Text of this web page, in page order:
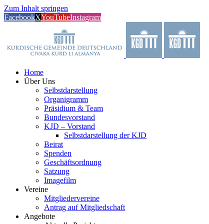
Zum Inhalt springen
FacebookXYouTubeInstagram
Home
Über Uns
Selbstdarstellung
Organigramm
Präsidium & Team
Bundesvorstand
KJD – Vorstand
Selbstdarstellung der KJD
Beirat
Spenden
Geschäftsordnung
Satzung
Imagefilm
Vereine
Mitgliedervereine
Antrag auf Mitgliedschaft
Angebote